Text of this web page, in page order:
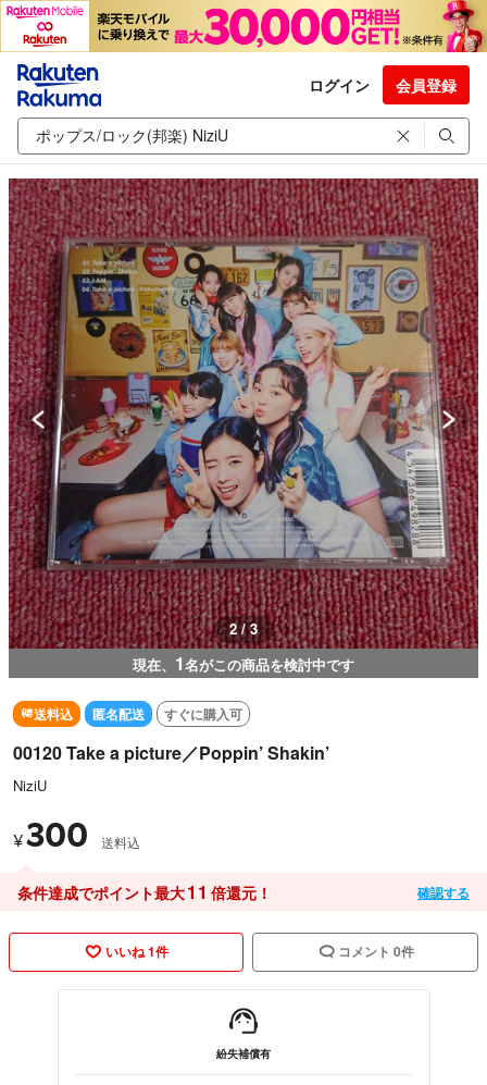
ログイン 会員登録
3 / 3
現在、 1名がこの商品を検討中です
送料込 匿名配送 すぐに購入可
00120 Take a picture／Poppin’ Shakin’
NiziU
¥300 送料込
条件達成でポイント最大11 倍還元！ 確認する
いいね 1件 コメント 0件
紛失補償有